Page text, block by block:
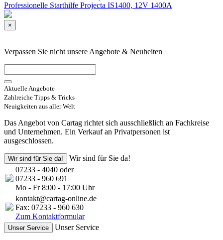
Professionelle Starthilfe Projecta IS1400, 12V 1400A
×
Verpassen Sie nicht unsere Angebote & Neuheiten
Aktuelle Angebote
Zahlreiche Tipps & Tricks
Neuigkeiten aus aller Welt
Das Angebot von Cartag richtet sich ausschließlich an Fachkreise
und Unternehmen. Ein Verkauf an Privatpersonen ist
ausgeschlossen.
Wir sind für Sie da!
Wir sind für Sie da!
07233 - 4040 oder
07233 - 960 691
Mo - Fr 8:00 - 17:00 Uhr
kontakt@cartag-online.de
Fax: 07233 - 960 630
Zum Kontaktformular
Unser Service Unser Service